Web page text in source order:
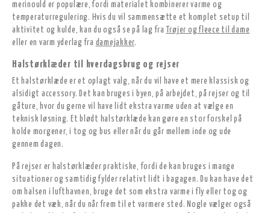
merinould er populære, fordi materialet kombinerer varme og
temperaturregulering. Hvis du vil sammensætte et komplet setup til
aktivitet og kulde, kan du også se på lag fra
Trøjer og fleece til dame
eller en varm yderlag fra damejakker.
Halstørklæder til hverdagsbrug og rejser
Et halstørklæde er et oplagt valg, når du vil have et mere klassisk og
alsidigt accessory. Det kan bruges i byen, på arbejdet, på rejser og til
gåture, hvor du gerne vil have lidt ekstra varme uden at vælge en
teknisk løsning. Et blødt halstørklæde kan gøre en stor forskel på
kolde morgener, i tog og bus eller når du går mellem inde og ude
gennem dagen.
På rejser er halstørklæder praktiske, fordi de kan bruges i mange
situationer og samtidig fylder relativt lidt i bagagen. Du kan have det
om halsen i lufthavnen, bruge det som ekstra varme i fly eller tog og
pakke det væk, når du når frem til et varmere sted. Nogle vælger også